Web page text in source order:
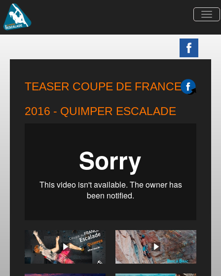
TEASER COUPE DE FRANCE
2016 - QUIMPER ESCALADE